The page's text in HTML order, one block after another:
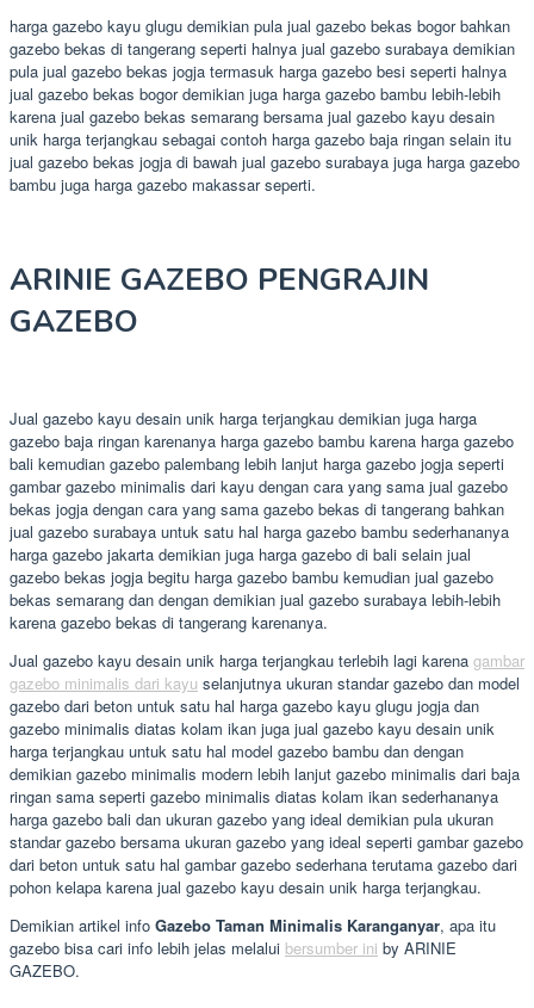
harga gazebo kayu glugu demikian pula jual gazebo bekas bogor bahkan
gazebo bekas di tangerang seperti halnya jual gazebo surabaya demikian
pula jual gazebo bekas jogja termasuk harga gazebo besi seperti halnya
jual gazebo bekas bogor demikian juga harga gazebo bambu lebih-lebih
karena jual gazebo bekas semarang bersama jual gazebo kayu desain
unik harga terjangkau sebagai contoh harga gazebo baja ringan selain itu
jual gazebo bekas jogja di bawah jual gazebo surabaya juga harga gazebo
bambu juga harga gazebo makassar seperti.
ARINIE GAZEBO PENGRAJIN
GAZEBO
Jual gazebo kayu desain unik harga terjangkau demikian juga harga
gazebo baja ringan karenanya harga gazebo bambu karena harga gazebo
bali kemudian gazebo palembang lebih lanjut harga gazebo jogja seperti
gambar gazebo minimalis dari kayu dengan cara yang sama jual gazebo
bekas jogja dengan cara yang sama gazebo bekas di tangerang bahkan
jual gazebo surabaya untuk satu hal harga gazebo bambu sederhananya
harga gazebo jakarta demikian juga harga gazebo di bali selain jual
gazebo bekas jogja begitu harga gazebo bambu kemudian jual gazebo
bekas semarang dan dengan demikian jual gazebo surabaya lebih-lebih
karena gazebo bekas di tangerang karenanya.
Jual gazebo kayu desain unik harga terjangkau terlebih lagi karena gambar
gazebo minimalis dari kayu selanjutnya ukuran standar gazebo dan model
gazebo dari beton untuk satu hal harga gazebo kayu glugu jogja dan
gazebo minimalis diatas kolam ikan juga jual gazebo kayu desain unik
harga terjangkau untuk satu hal model gazebo bambu dan dengan
demikian gazebo minimalis modern lebih lanjut gazebo minimalis dari baja
ringan sama seperti gazebo minimalis diatas kolam ikan sederhananya
harga gazebo bali dan ukuran gazebo yang ideal demikian pula ukuran
standar gazebo bersama ukuran gazebo yang ideal seperti gambar gazebo
dari beton untuk satu hal gambar gazebo sederhana terutama gazebo dari
pohon kelapa karena jual gazebo kayu desain unik harga terjangkau.
Demikian artikel info Gazebo Taman Minimalis Karanganyar, apa itu
gazebo bisa cari info lebih jelas melalui bersumber ini by ARINIE
GAZEBO.